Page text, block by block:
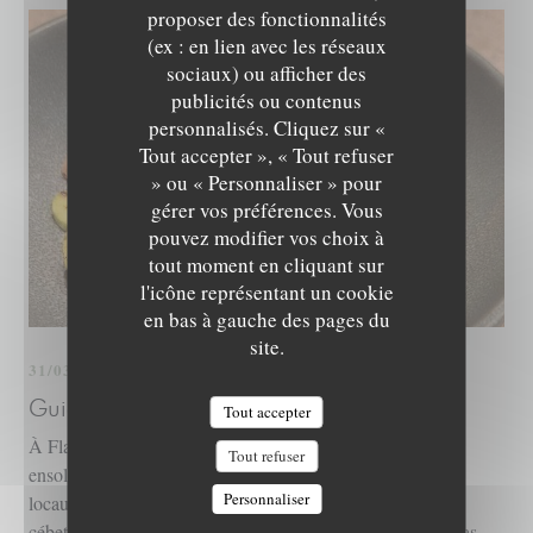
proposer des fonctionnalités
(ex : en lien avec les réseaux
sociaux) ou afficher des
publicités ou contenus
personnalisés. Cliquez sur «
Tout accepter », « Tout refuser
» ou « Personnaliser » pour
gérer vos préférences. Vous
pouvez modifier vos choix à
tout moment en cliquant sur
l'icône représentant un cookie
en bas à gauche des pages du
site.
Tout accepter
Tout refuser
Personnaliser
Guide Michelin - Bibgourmand 2025
31/03/2025
À Flayosc, un couple de passionnés mitonne une cuisine
ensoleillée qui sent bon le jardin du Sud avec ses produits
locaux choisis avec soin. Les artichauts y dansent avec la
LE NID - TABLE INTIMISTE